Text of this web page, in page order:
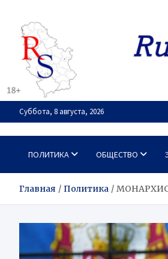
содержимому
Суббота, 8 августа, 2026
RuSerbia.com
О Сербии – по-русски
ПОЛИТИКА
ОБЩЕСТВО
Главная Политика